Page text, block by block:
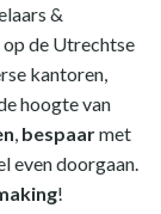
&
op de Utrechtse
kantoren,
hoogte van
, bespaarmet
even doorgaan.
!